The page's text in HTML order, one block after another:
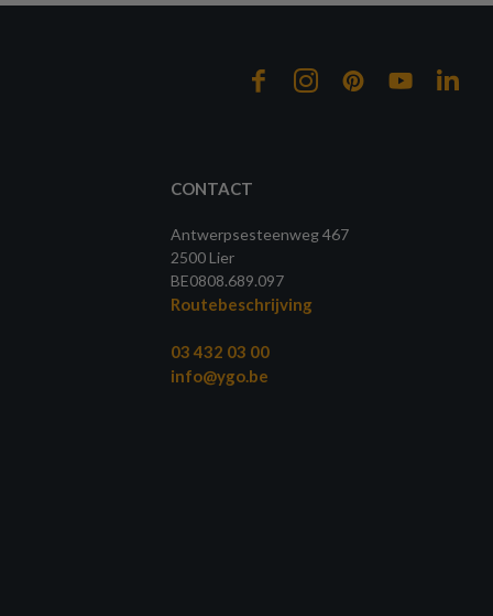
CONTACT
Antwerpsesteenweg 467
2500 Lier
BE0808.689.097
Routebeschrijving
03 432 03 00
info@ygo.be